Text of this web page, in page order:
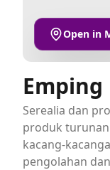
Open in
Serealia dan
produk
kacang-
pengolahan